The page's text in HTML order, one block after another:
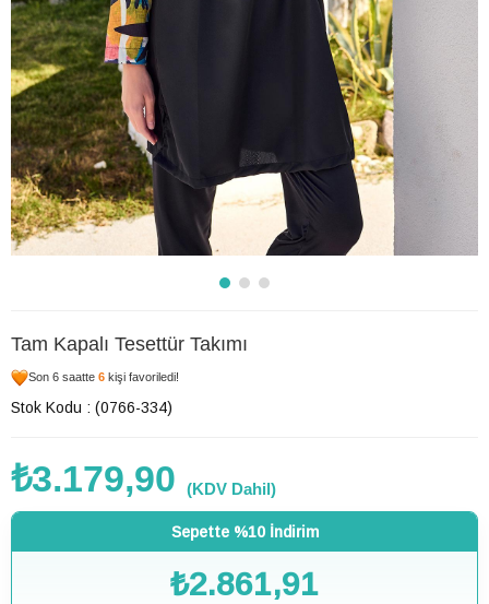
Tam Kapalı Tesettür Takımı
Son 6 saatte 6 kişi favoriledi!
Stok Kodu (0766-334)
₺3.179,90 (KDV Dahil)
Sepette %10 İndirim
₺2.861,91